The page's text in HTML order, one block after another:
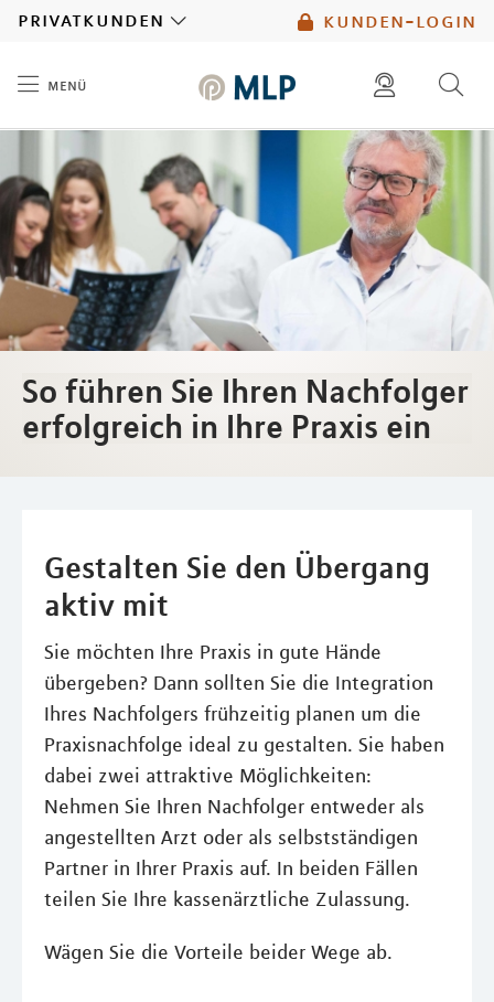
kunden-login
privatkunden
menü
diese website durchsuchen
mlp berater finden
So führen Sie Ihren Nachfolger
erfolgreich in Ihre Praxis ein
Gestalten Sie den Übergang
aktiv mit
Sie möchten Ihre Praxis in gute Hände
übergeben? Dann sollten Sie die Integration
Ihres Nachfolgers frühzeitig planen um die
Praxisnachfolge ideal zu gestalten. Sie haben
dabei zwei attraktive Möglichkeiten:
Nehmen Sie Ihren Nachfolger entweder als
angestellten Arzt oder als selbstständigen
Partner in Ihrer Praxis auf. In beiden Fällen
teilen Sie Ihre kassenärztliche Zulassung.
Wägen Sie die Vorteile beider Wege ab.